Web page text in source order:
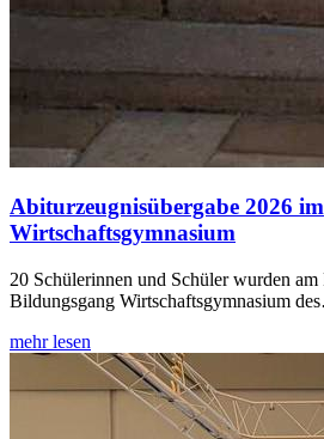
Abiturzeugnisübergabe 2026 im
Wirtschaftsgymnasium
20 Schülerinnen und Schüler wurden am
Bildungsgang Wirtschaftsgymnasium
mehr lesen